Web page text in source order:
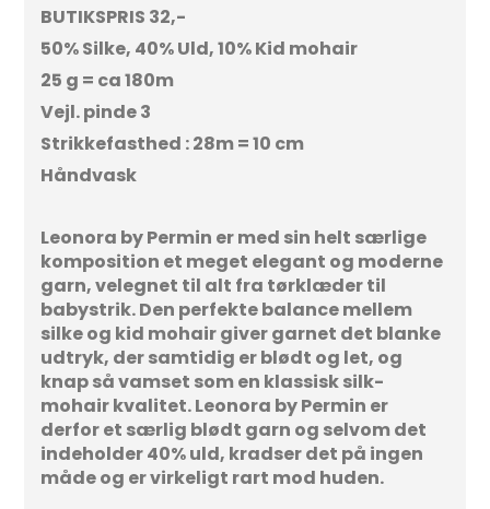
BUTIKSPRIS 32,-
50% Silke, 40% Uld, 10% Kid mohair
25 g = ca 180m
Vejl. pinde 3
Strikkefasthed : 28m = 10 cm
Håndvask
Leonora by Permin er med sin helt særlige
komposition et meget elegant og moderne
garn, velegnet til alt fra tørklæder til
babystrik. Den perfekte balance mellem
silke og kid mohair giver garnet det blanke
udtryk, der samtidig er blødt og let, og
knap så vamset som en klassisk silk-
mohair kvalitet. Leonora by Permin er
derfor et særlig blødt garn og selvom det
indeholder 40% uld, kradser det på ingen
måde og er virkeligt rart mod huden.